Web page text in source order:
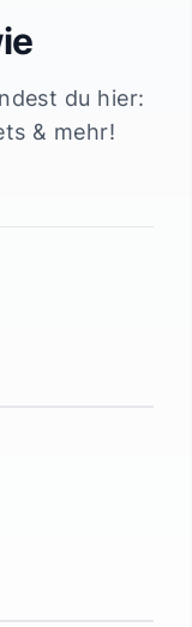
du hier:
& mehr!